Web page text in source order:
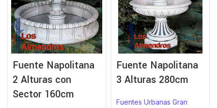
Fuente Napolitana
2 Alturas con
Sector 160cm
Fuente Napolitana
3 Alturas 280cm
Fuentes Urbanas Gran